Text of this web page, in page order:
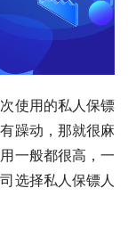
使用的私人保镖
躁动，那就很麻
一般都很高，一
选择私人保镖人